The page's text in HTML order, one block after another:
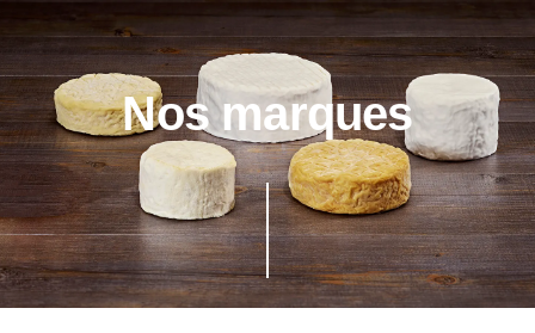
Nos marques